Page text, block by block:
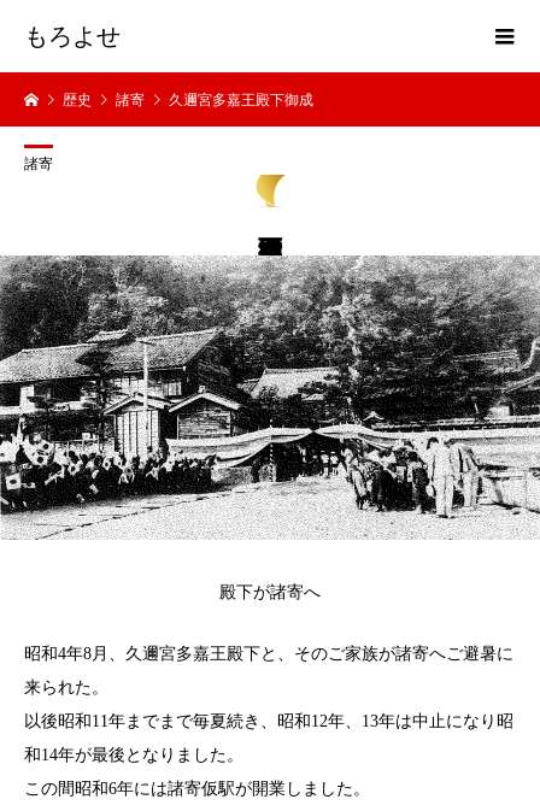
もろよせ
歴史 諸寄 久邇宮多嘉王殿下御成
諸寄
殿下が諸寄へ
昭和4年8月、久邇宮多嘉王殿下と、そのご家族が諸寄へご避暑に
来られた。
以後昭和11年までまで毎夏続き、昭和12年、13年は中止になり昭
和14年が最後となりました。
この間昭和6年には諸寄仮駅が開業しました。